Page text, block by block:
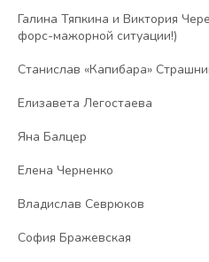
Галина Тяпкина и Виктория
форс-мажорной ситуации!)
Станислав «Капибара»
Елизавета Легостаева
Яна Балцер
Елена Черненко
Владислав Севрюков
София Бражевская